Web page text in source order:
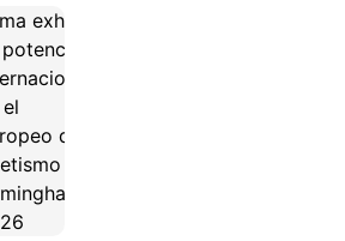
exhibe
de
de